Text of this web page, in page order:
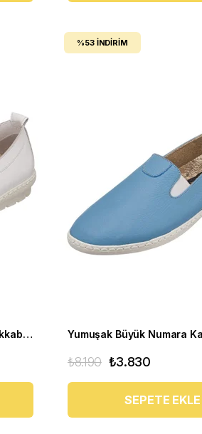
Rahat Büyük Numara Babet Ayakkabı Pr 5511 Beyaz
₺3.830
₺8.190
SEPETE EKLE
%53 İNDIRIM